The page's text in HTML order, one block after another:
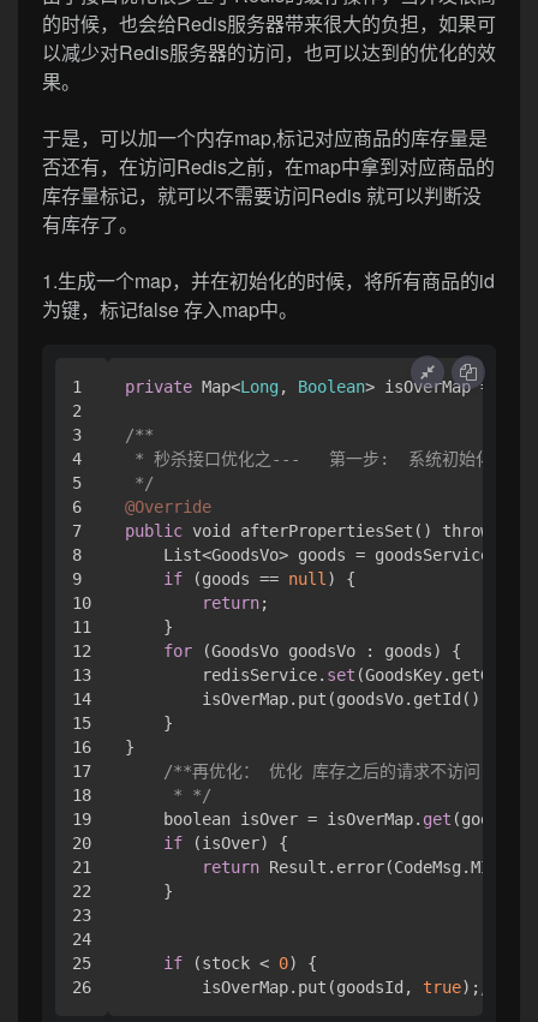
的时候，也会给Redis服务器带来很大的负担，如果可
以减少对Redis服务器的访问，也可以达到的优化的效
果。
于是，可以加一个内存map,标记对应商品的库存量是
否还有，在访问Redis之前，在map中拿到对应商品的
库存量标记，就可以不需要访问Redis 就可以判断没
有库存了。
1.生成一个map，并在初始化的时候，将所有商品的id
为键，标记false 存入map中。
1
2
3
4
5
6
7
8
9
10
11
12
13
14
15
16
17
18
19
20
21
22
23
24
25
private Map<Long , Boolean> isOverMap = new
/**
* 秒杀接口优化之---   第一步:  系统初始化后就将
*/
@Override
public void afterPropertiesSet() throws
List<GoodsVo> goods =
if (goods == null) {
return;
    }
for (GoodsVo goodsVo : goods) {
        redisService.
set
        isOverMap.put(goodsVo.getId(),
    }
}
/**再优化： 优化 库存之后的请求不访问redis
     * */
    boolean isOver = isOverMap.
get
if (isOver) {
return
    }
if (stock < 0) {
        isOverMap.put(goodsId,
true);